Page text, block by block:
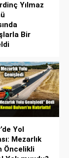
Yılmaz
Bir
Yol
Mezarlık
Öncelikli